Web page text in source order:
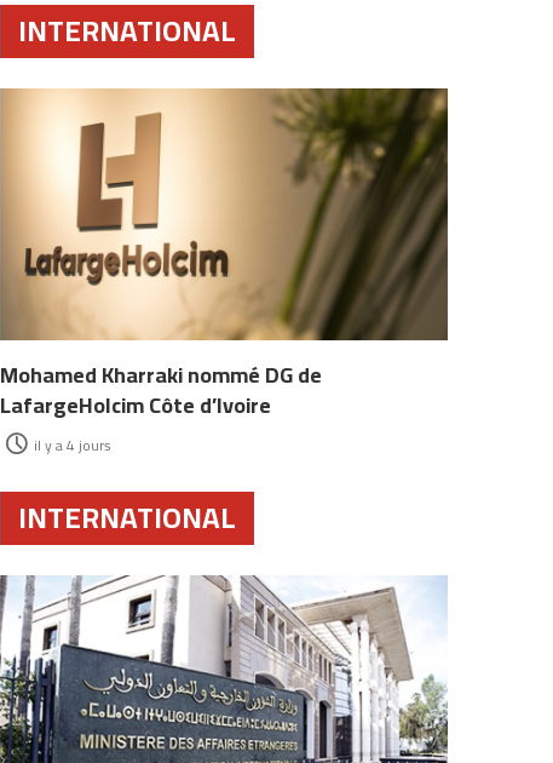
INTERNATIONAL
Mohamed Kharraki nommé DG de
LafargeHolcim Côte d’Ivoire
il y a 4 jours
INTERNATIONAL